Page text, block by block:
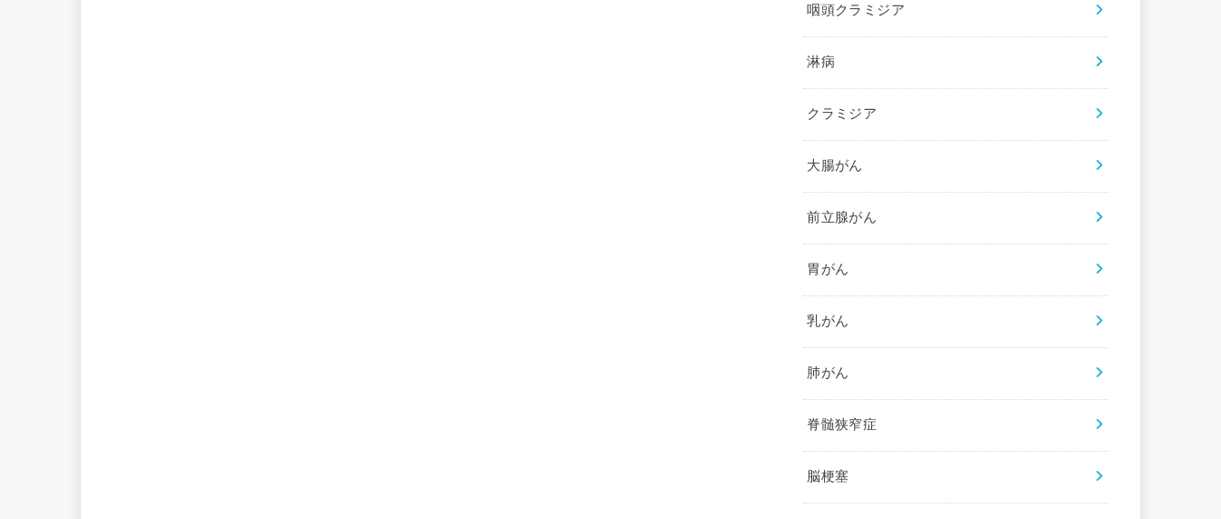
咽頭クラミジア
淋病
クラミジア
大腸がん
前立腺がん
胃がん
乳がん
肺がん
脊髄狭窄症
脳梗塞